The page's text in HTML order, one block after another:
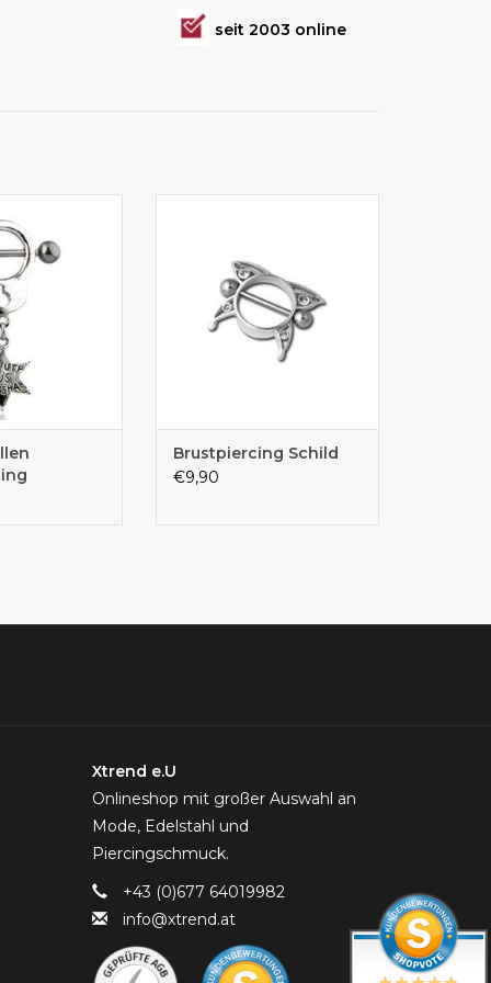
seit 2003 online
mit
Brustpiercing Schild
€9,90
Xtrend e.U
Onlineshop mit großer Auswahl an
Mode, Edelstahl und
Piercingschmuck.
+43 (0)677 64019982
info@xtrend.at